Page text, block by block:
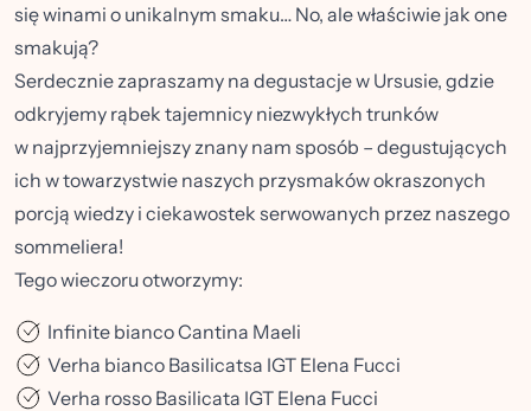
się winami o unikalnym smaku… No, ale właściwie jak one
smakują?
Serdecznie zapraszamy na degustacje w Ursusie, gdzie
odkryjemy rąbek tajemnicy niezwykłych trunków
w najprzyjemniejszy znany nam sposób – degustujących
ich w towarzystwie naszych przysmaków okraszonych
porcją wiedzy i ciekawostek serwowanych przez naszego
sommeliera!
Tego wieczoru otworzymy:
Infinite bianco Cantina Maeli
Verha bianco Basilicatsa IGT Elena Fucci
Verha rosso Basilicata IGT Elena Fucci